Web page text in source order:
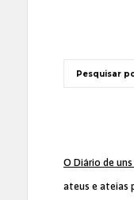
O Diário de
ateus e ateias